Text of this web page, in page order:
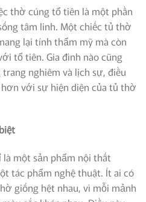
thờ cúng tổ tiên là một phần
tâm linh. Một chiếc tủ thờ
lại tính thẩm mỹ mà còn
tổ tiên. Gia đình nào cũng
nghiêm và lịch sự, điều
với sự hiện diện của tủ thờ
một sản phẩm nội thất
tác phẩm nghệ thuật. Ít ai có
giống hệt nhau, vì mỗi mảnh